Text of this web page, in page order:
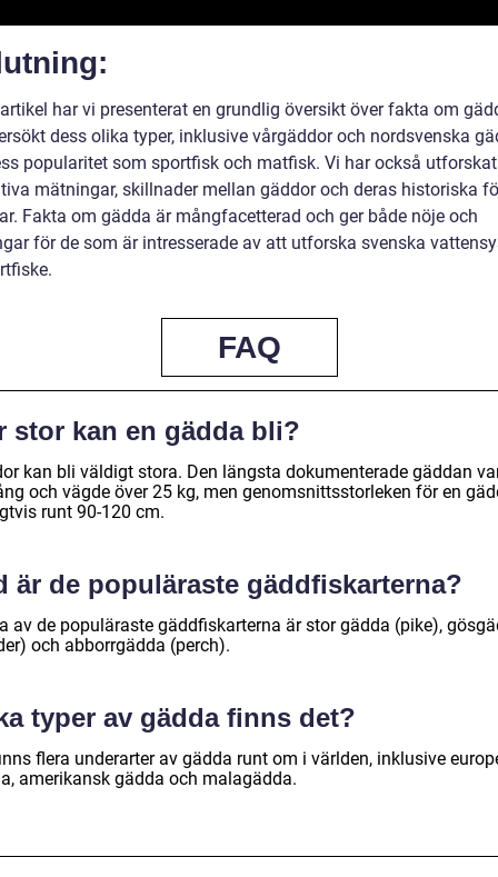
har vi presenterat en grundlig översikt över fakta om
dess olika typer, inklusive vårgäddor och nordsvenska
popularitet som sportfisk och matfisk. Vi har också utforskat
mätningar, skillnader mellan gäddor och deras historiska
Fakta om gädda är mångfacetterad och ger både nöje och
för de som är intresserade av att utforska svenska
FAQ
stor kan en gädda bli?
kan bli väldigt stora. Den längsta dokumenterade gäddan
och vägde över 25 kg, men genomsnittsstorleken för en
runt 90-120 cm.
är de populäraste gäddfiskarterna?
av de populäraste gäddfiskarterna är stor gädda (pike),
och abborrgädda (perch).
typer av gädda finns det?
flera underarter av gädda runt om i världen, inklusive
amerikansk gädda och malagädda.